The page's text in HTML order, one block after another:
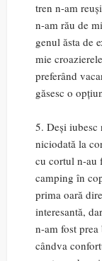
tren n-am
n-am rău de
genul ăsta de
mie
preferând
găsesc o
5. Deși
niciodată la
cu cortul n-au
camping în
prima oară
interesantă,
n-am fost
cândva